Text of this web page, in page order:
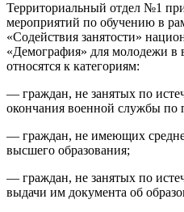
Территориальный отдел №1
мероприятий по обучению в
«Содействия занятости»
«Демография» для молодежи в
относятся к категориям:
— граждан, не занятых по
окончания военной службы по
— граждан, не имеющих
высшего образования;
— граждан, не занятых по
выдачи им документа об